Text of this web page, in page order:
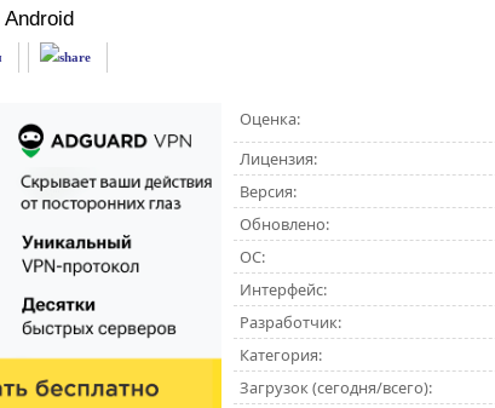
Оценка:
Лицензия:
Версия:
Обновлено:
ОС:
Интерфейс:
Разработчик:
Категория:
Загрузок (сегодня/всего):